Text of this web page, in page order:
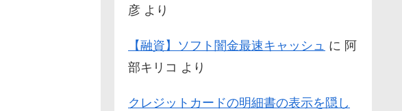
彦 より
【融資】ソフト闇金最速キャッシュ に 阿
部キリコ より
クレジットカードの明細書の表示を隠し